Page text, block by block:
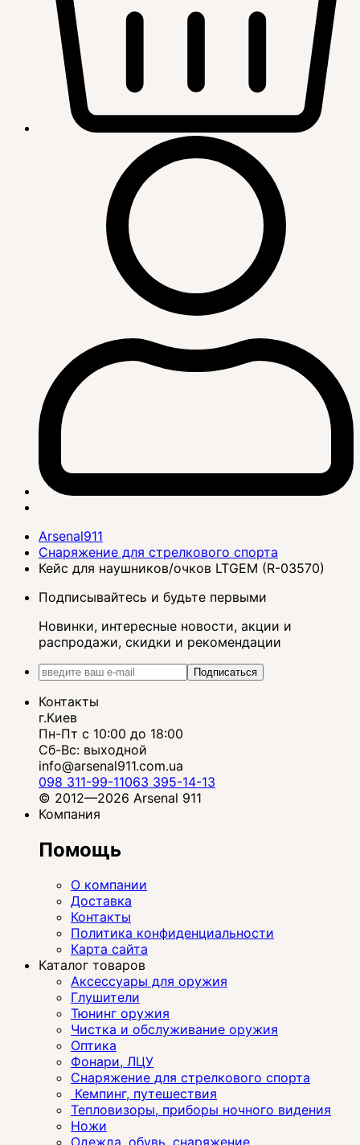
Arsenal911
Снаряжение для стрелкового спорта
Кейс для наушников/очков LTGEM (R-03570)
Подписывайтесь и будьте первыми
Новинки, интересные новости, акции и
распродажи, скидки и рекомендации
Подписаться
Контакты
г.Киев
Пн-Пт с 10:00 до 18:00
Сб-Вс: выходной
info@arsenal911.com.ua
098 311-99-11063 395-14-13
© 2012—2026 Arsenal 911
Компания
Помощь
О компании
Доставка
Контакты
Политика конфиденциальности
Карта сайта
Каталог товаров
Аксессуары для оружия
Глушители
Тюнинг оружия
Чистка и обслуживание оружия
Оптика
Фонари, ЛЦУ
Снаряжение для стрелкового спорта
Кемпинг, путешествия
Тепловизоры, приборы ночного видения
Ножи